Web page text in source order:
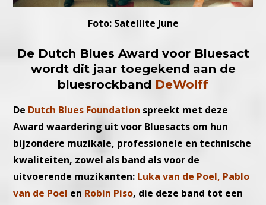
Foto: Satellite June
De Dutch Blues Award voor Bluesact
wordt dit jaar toegekend aan de
bluesrockband DeWolff
De Dutch Blues Foundation spreekt met deze
Award waardering uit voor Bluesacts om hun
bijzondere muzikale, professionele en technische
kwaliteiten, zowel als band als voor de
uitvoerende muzikanten: Luka van de Poel, Pablo
van de Poel en Robin Piso, die deze band tot een